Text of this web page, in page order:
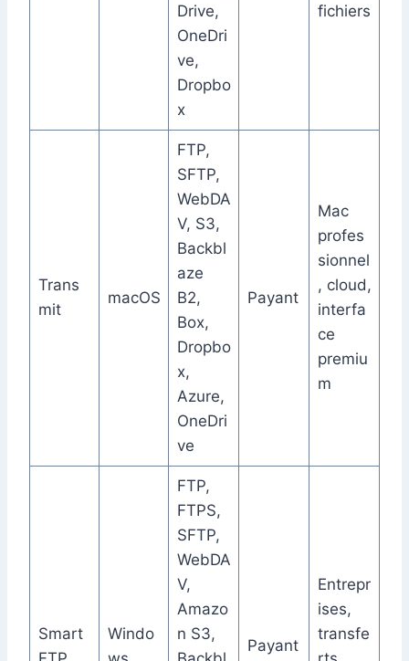
Drive,
OneDri
ve,
Dropbo
x
fichiers
Trans
mit
macOS
FTP,
SFTP,
WebDA
V, S3,
Backbl
aze
B2,
Box,
Dropbo
x,
Azure,
OneDri
ve
Payant
Mac
profes
sionnel
, cloud,
interfa
ce
premiu
m
Smart
Windo
FTP,
FTPS,
SFTP,
WebDA
V,
Amazo
n S3,
Payant
Entrepr
ises,
transfe